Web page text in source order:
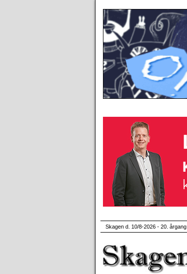
Skagen d. 10/8-2026 - 20. årgang